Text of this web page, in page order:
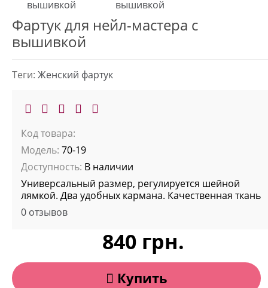
Фартук для нейл-мастера с
вышивкой
Теги: Женский фартук
Код товара:
Модель: 70-19
Доступность: В наличии
Универсальный размер, регулируется шейной
лямкой. Два удобных кармана. Качественная ткань
0 отзывов
840 грн.
Купить